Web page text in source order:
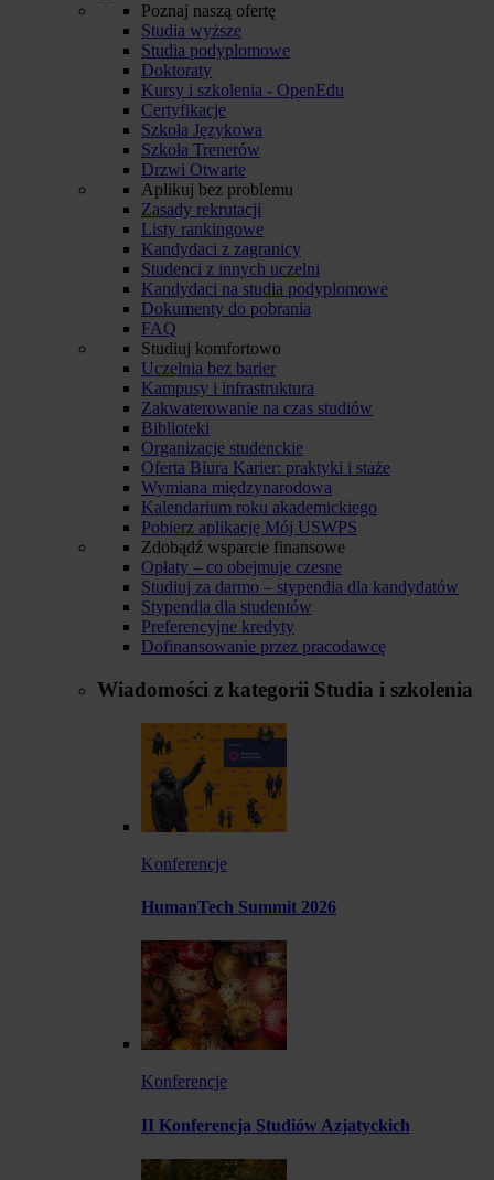
Poznaj naszą ofertę
Studia wyższe
Studia podyplomowe
Doktoraty
Kursy i szkolenia - OpenEdu
Certyfikacje
Szkoła Językowa
Szkoła Trenerów
Drzwi Otwarte
Aplikuj bez problemu
Zasady rekrutacji
Listy rankingowe
Kandydaci z zagranicy
Studenci z innych uczelni
Kandydaci na studia podyplomowe
Dokumenty do pobrania
FAQ
Studiuj komfortowo
Uczelnia bez barier
Kampusy i infrastruktura
Zakwaterowanie na czas studiów
Biblioteki
Organizacje studenckie
Oferta Biura Karier: praktyki i staże
Wymiana międzynarodowa
Kalendarium roku akademickiego
Pobierz aplikację Mój USWPS
Zdobądź wsparcie finansowe
Opłaty – co obejmuje czesne
Studiuj za darmo – stypendia dla kandydatów
Stypendia dla studentów
Preferencyjne kredyty
Dofinansowanie przez pracodawcę
Wiadomości z kategorii Studia i szkolenia
Konferencje
HumanTech Summit 2026
Konferencje
II Konferencja Studiów Azjatyckich